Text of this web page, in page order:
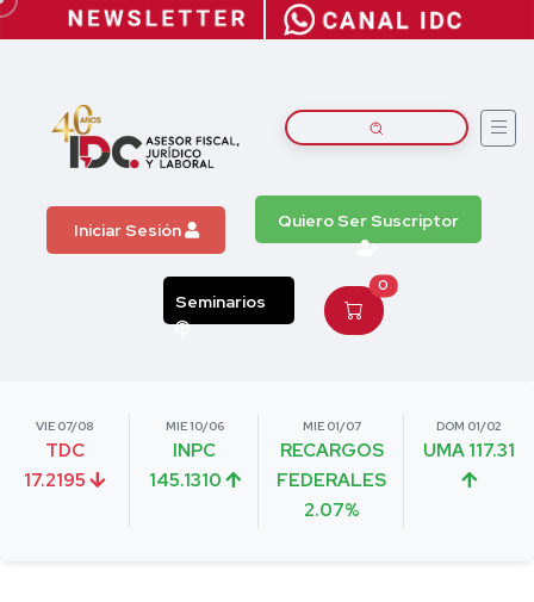
Iniciar Sesión Quiero Ser Suscriptor
Seminarios
0
VIE 07/08
TDC
17.2195
MIE 10/06
INPC
145.1310
MIE 01/07
RECARGOS
FEDERALES
2.07%
DOM 01/02
UMA 117.31